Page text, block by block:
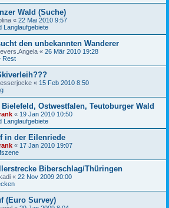
Wald (Suche)
« 22 Mai 2010 9:57
Langlaufgebiete
den unbekannten Wanderer
« 26 Mär 2010 19:28
Rest
« 15 Feb 2010 8:50
Ostwestfalen, Teutoburger Wald
« 19 Jan 2010 10:50
Langlaufgebiete
in der Eilenriede
« 17 Jan 2010 19:07
Biberschlag/Thüringen
« 22 Nov 2009 20:00
(Euro Survey)